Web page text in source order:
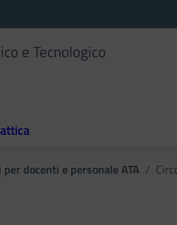
e Tecnologico
per docenti e personale ATA